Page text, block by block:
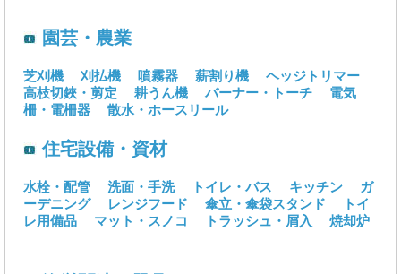
園芸・農業
芝刈機 刈払機 噴霧器 薪割り機
ヘッジトリマー
高枝切鋏・剪定
耕うん機 バーナー・トーチ
電気
柵・電柵器
散水・ホースリール
住宅設備・資材
水栓・配管 洗面・手洗 トイレ・バス キッチン
ガ
ーデニング
レンジフード 傘立・傘袋スタンド
トイ
レ用備品
マット・スノコ トラッシュ・屑入 焼却炉